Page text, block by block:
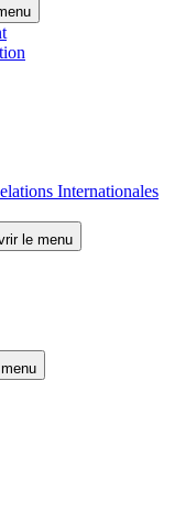
Internationales
le menu